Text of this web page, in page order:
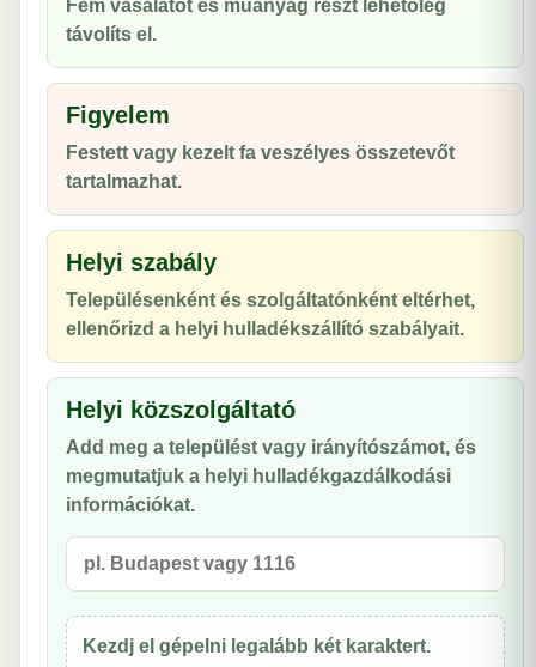
Fém vasalatot és műanyag részt lehetőleg
távolíts el.
Figyelem
Festett vagy kezelt fa veszélyes összetevőt
tartalmazhat.
Helyi szabály
Településenként és szolgáltatónként eltérhet,
ellenőrizd a helyi hulladékszállító szabályait.
Helyi közszolgáltató
Add meg a települést vagy irányítószámot, és
megmutatjuk a helyi hulladékgazdálkodási
információkat.
Kezdj el gépelni legalább két karaktert.